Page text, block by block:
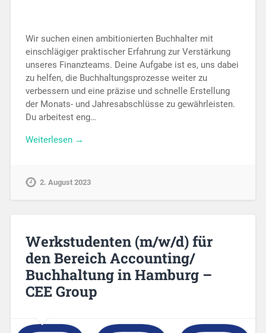
Wir suchen einen ambitionierten Buchhalter mit
einschlägiger praktischer Erfahrung zur Verstärkung
unseres Finanzteams. Deine Aufgabe ist es, uns dabei
zu helfen, die Buchhaltungsprozesse weiter zu
verbessern und eine präzise und schnelle Erstellung
der Monats- und Jahresabschlüsse zu gewährleisten.
Du arbeitest eng…
Weiterlesen →
2. August 2023
Werkstudenten (m/w/d) für
den Bereich Accounting/
Buchhaltung in Hamburg –
CEE Group